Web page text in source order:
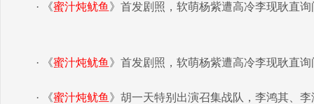
· 《蜜汁炖鱿鱼 》首发剧照，软萌杨紫遭高冷李现耿直询
· 《蜜汁炖鱿鱼 》首发剧照，软萌杨紫遭高冷李现耿直询
· 《蜜汁炖鱿鱼 》胡一天特别出演召集战队，李鸿其、